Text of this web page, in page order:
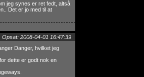
jeg synes er ret fedt, altså
Det er jo med til at
Opsat: 2008-04-01 16:47:39
Danger, hvilket jeg
dette er godt nok en